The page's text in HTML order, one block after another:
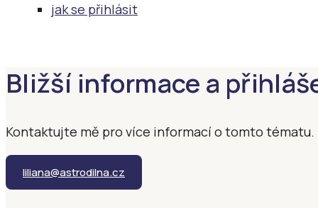
jak se přihlásit
Bližší informace a
Kontaktujte mě pro více informací o tomto tématu.
liliana@astrodilna.cz